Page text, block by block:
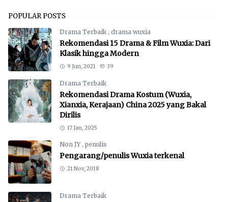
POPULAR POSTS
Drama Terbaik , drama wuxia
Rekomendasi 15 Drama & Film Wuxia: Dari
Klasik hingga Modern
9 Jun, 2021 39
Drama Terbaik
Rekomendasi Drama Kostum (Wuxia,
Xianxia, Kerajaan) China 2025 yang Bakal
Dirilis
17 Jan, 2025
Non JY , penulis
Pengarang/penulis Wuxia terkenal
21 Nov, 2018
Drama Terbaik